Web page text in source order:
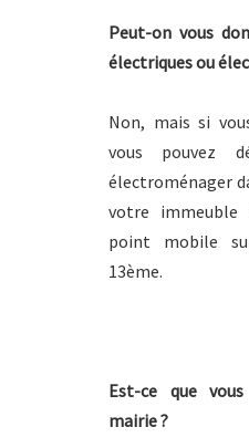
Peut-on vous
électriques ou
Non, mais si
vous pouvez
électroménager
votre immeuble
point mobile
13ème.
Est-ce que
mairie ?